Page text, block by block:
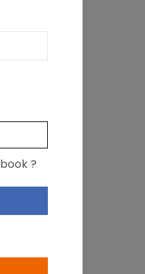
réduction
qui
contre la
du
?